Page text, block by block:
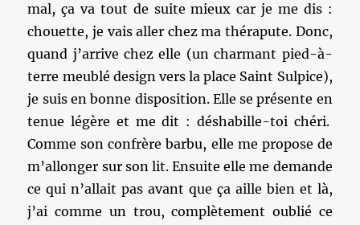
mal, ça va tout de suite mieux car je me dis :
chouette, je vais aller chez ma thérapute. Donc,
quand j’arrive chez elle (un charmant pied-à-
terre meublé design vers la place Saint Sulpice),
je suis en bonne disposition. Elle se présente en
tenue légère et me dit : déshabille-toi chéri.
Comme son confrère barbu, elle me propose de
m’allonger sur son lit. Ensuite elle me demande
ce qui n’allait pas avant que ça aille bien et là,
j’ai comme un trou, complètement oublié ce